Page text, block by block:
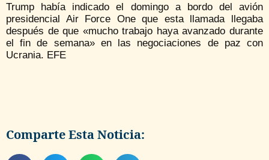
Trump había indicado el domingo a bordo del avión
presidencial Air Force One que esta llamada llegaba
después de que «mucho trabajo haya avanzado durante
el fin de semana» en las negociaciones de paz con
Ucrania. EFE
Comparte Esta Noticia: